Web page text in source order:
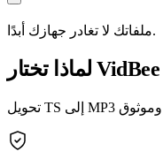
ملفاتك لا تغادر جهازك أبدًا.
لماذا تختار VidBee